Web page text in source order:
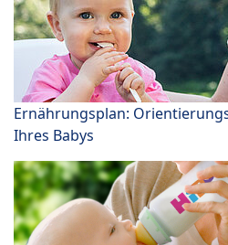
Ernährungsplan:
Ihres Babys